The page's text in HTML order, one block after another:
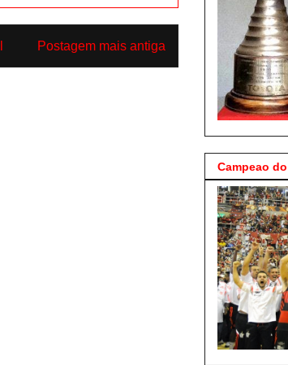
Postagem mais antiga
Campeao